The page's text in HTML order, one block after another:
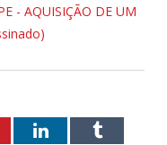
- AQUISIÇÃO DE UM
LinkedInTumblr